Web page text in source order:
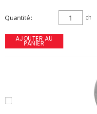
Quantité ch
AJOUTER AU
PANIER